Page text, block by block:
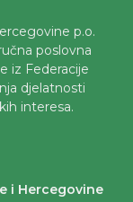
p.o.
poslovna
iz Federacije
djelatnosti
interesa.
i Hercegovine